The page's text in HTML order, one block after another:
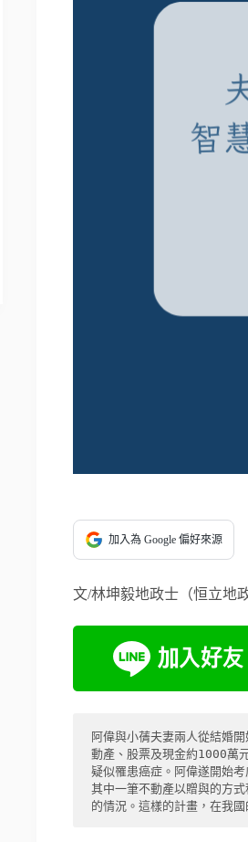
加入為 Google 偏好來源
文/林坤毅地政士（恒立地
阿偉與小蒨夫妻兩人從結婚
動產、股票及現金約1000萬
疑似罹患癌症。阿偉遂開始
其中一筆不動產以贈與的方
的情況。這樣的計畫，在我